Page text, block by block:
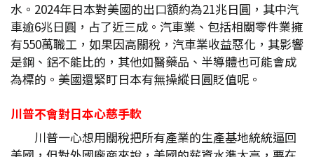
水。2024年日本對美國的出口額約為21兆日圓，其中汽
車逾6兆日圓，占了近三成。汽車業、包括相關零件業擁
有550萬職工，如果因高關稅，汽車業收益惡化，其影響
是鋼、鋁不能比的，其他如醫藥品、半導體也可能會成
為標的。美國還緊盯日本有無操縱日圓貶值呢。
川普不會對日本心慈手軟
川普一心想用關稅把所有產業的生產基地統統逼回